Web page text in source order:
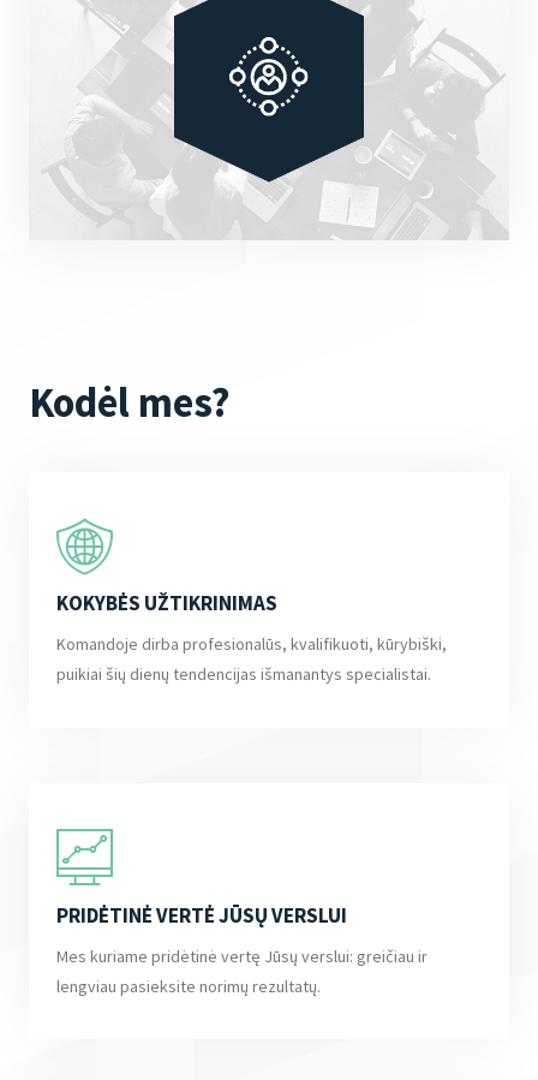
Kodėl mes?
KOKYBĖS UŽTIKRINIMAS
Komandoje dirba profesionalūs, kvalifikuoti, kūrybiški,
puikiai šių dienų tendencijas išmanantys specialistai.
PRIDĖTINĖ VERTĖ JŪSŲ VERSLUI
Mes kuriame pridėtinė vertę Jūsų verslui: greičiau ir
lengviau pasieksite norimų rezultatų.